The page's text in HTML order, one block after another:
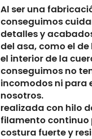
Al ser una
conseguimos
detalles y
del asa, como el
el interior de la
conseguimos no
incomodos ni para
nosotros.
realizada con hilo
filamento continuo
costura fuerte y